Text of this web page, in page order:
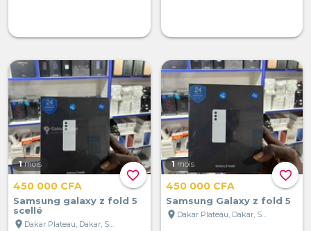
favorite_border
1 mois
450 000 CFA
Samsung galaxy z fold 5
scellé
location_on
Dakar Plateau, Dakar, Sénégal
favorite_border
1 mois
450 000 CFA
Samsung Galaxy z fold 5
location_on
Dakar Plateau, Dakar, Sénégal